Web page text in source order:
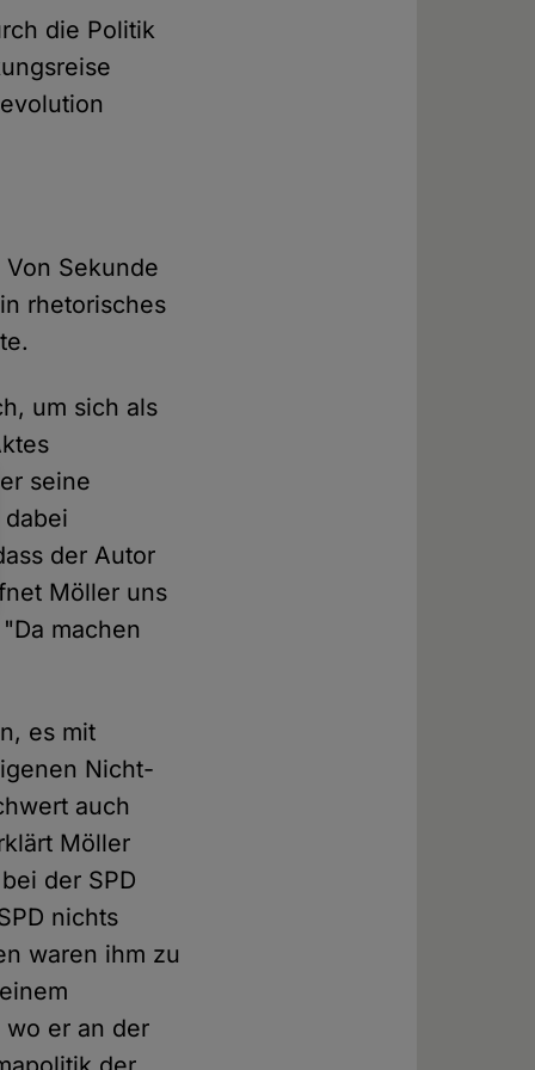
die Politik
Sekunde
rhetorisches
um sich als
seine
der Autor
Möller uns
machen
es mit
Nicht-
auch
Möller
der SPD
nichts
waren ihm zu
wo er an der